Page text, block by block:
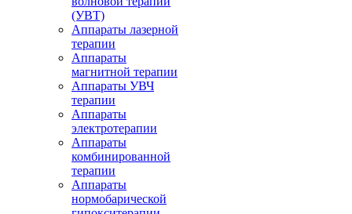
(УВТ)
Аппараты лазерной
терапии
Аппараты
магнитной терапии
Аппараты УВЧ
терапии
Аппараты
электротерапии
Аппараты
комбинированной
терапии
Аппараты
нормобарической